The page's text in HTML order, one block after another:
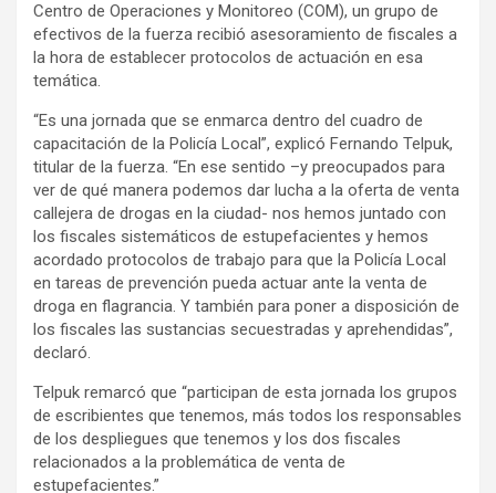
Centro de Operaciones y Monitoreo (COM), un grupo de
efectivos de la fuerza recibió asesoramiento de fiscales a
la hora de establecer protocolos de actuación en esa
temática.
“Es una jornada que se enmarca dentro del cuadro de
capacitación de la Policía Local”, explicó Fernando Telpuk,
titular de la fuerza. “En ese sentido –y preocupados para
ver de qué manera podemos dar lucha a la oferta de venta
callejera de drogas en la ciudad- nos hemos juntado con
los fiscales sistemáticos de estupefacientes y hemos
acordado protocolos de trabajo para que la Policía Local
en tareas de prevención pueda actuar ante la venta de
droga en flagrancia. Y también para poner a disposición de
los fiscales las sustancias secuestradas y aprehendidas”,
declaró.
Telpuk remarcó que “participan de esta jornada los grupos
de escribientes que tenemos, más todos los responsables
de los despliegues que tenemos y los dos fiscales
relacionados a la problemática de venta de
estupefacientes.”